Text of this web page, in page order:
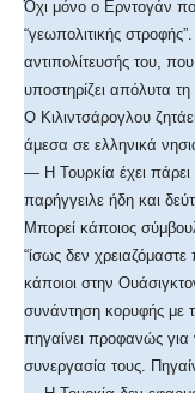
Όχι μόνο ο Ερντογάν
“γεωπολιτικής
αντιπολίτευσής του,
υποστηρίζει απόλυτα τη
Ο Κιλιντσάρογλου
άμεσα σε ελληνικά
— Η Τουρκία έχει
παρήγγειλε ήδη και
Μπορεί κάποιος
“ίσως δεν
κάποιοι στην
συνάντηση κορυφής με
πηγαίνει προφανώς για
συνεργασία τους.